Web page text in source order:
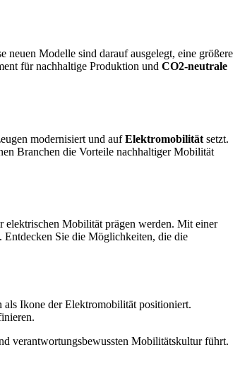
Modelle sind darauf ausgelegt, eine größere
für nachhaltige Produktion und CO2-neutrale
modernisiert und aufElektromobilität setzt.
Branchen die Vorteile nachhaltiger Mobilität
Mobilität prägen werden. Mit einer
Sie die Möglichkeiten, die die
Ikone der Elektromobilität positioniert.
verantwortungsbewussten Mobilitätskultur führt.